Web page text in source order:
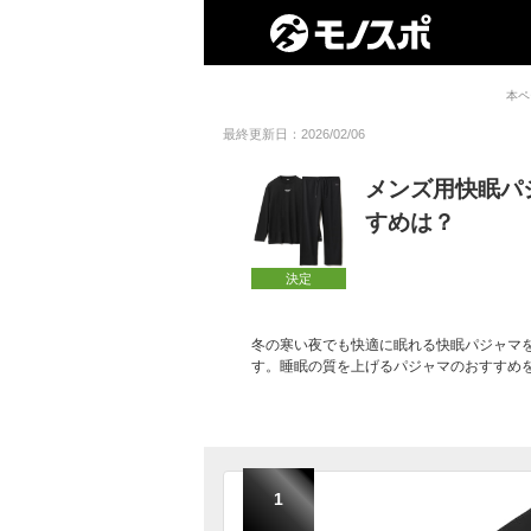
本
最終更新日：2026/02/06
決定
メンズ用快眠
すめは？
冬の寒い夜でも快適に眠れる快眠パジャマ
す。睡眠の質を上げるパジャマのおすすめ
1